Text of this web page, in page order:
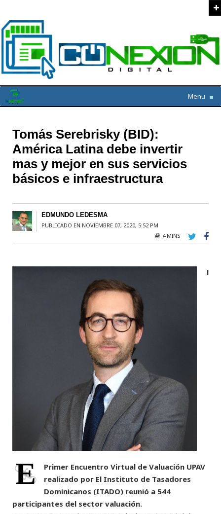
Menu ≡
Tomás Serebrisky (BID):
América Latina debe invertir
mas y mejor en sus servicios
básicos e infraestructura
EDMUNDO LEDESMA
PUBLICADO EN NOVIEMBRE 07, 2020, 5:52 PM
4 MINS
E
l
Primer Encuentro Virtual de Valuación UPAV
realizado por El Instituto de Tasadores
Dominicanos (ITADO) reunió a 544
participantes del sector valuación.